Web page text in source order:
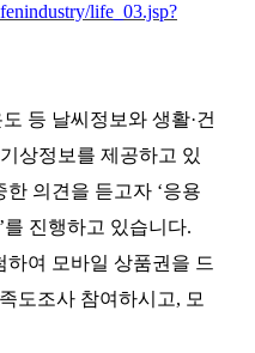
life_03.jsp?
등 날씨정보와 생활·건
상정보를 제공하고 있
의견을 듣고자 ‘응용
진행하고 있습니다.
하여 모바일 상품권을 드
도조사 참여하시고, 모